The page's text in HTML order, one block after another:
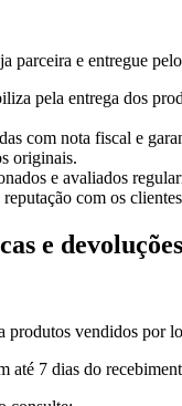
parceira e entregue
pela entrega dos
com nota fiscal e
originais.
e avaliados
com os clientes
e devoluções
produtos vendidos por
até 7 dias do